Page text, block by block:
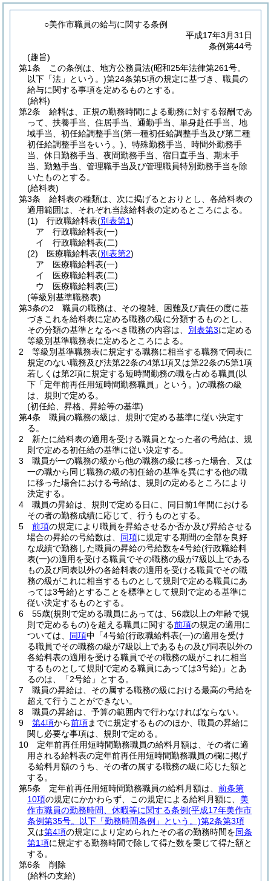
○美作市職員の給与に関する条例
平成17年3月31日
条例第44号
(趣旨)
第1条
この条例は、地方公務員法(昭和25年法律第261号。
以下「法」という。)第24条第5項の規定に基づき、職員の
給与に関する事項を定めるものとする。
(給料)
第2条
給料は、正規の勤務時間による勤務に対する報酬であ
って、扶養手当、住居手当、通勤手当、単身赴任手当、地
域手当、初任給調整手当(第一種初任給調整手当及び第二種
初任給調整手当をいう。) 、特殊勤務手当、時間外勤務手
当、休日勤務手当、夜間勤務手当、宿日直手当、期末手
当、勤勉手当、管理職手当及び管理職員特別勤務手当を除
いたものとする。
(給料表)
第3条
給料表の種類は、次に掲げるとおりとし、各給料表の
適用範囲は、それぞれ当該給料表の定めるところによる。
(1)
行政職給料表(別表第1)
ア
行政職給料表(一)
イ
行政職給料表(二)
(2)
医療職給料表(別表第2)
ア
医療職給料表(一)
イ
医療職給料表(二)
ウ
医療職給料表(三)
(等級別基準職務表)
第3条の2
職員の職務は、その複雑、困難及び責任の度に基
づきこれを給料表に定める職務の級に分類するものとし、
その分類の基準となるべき職務の内容は、 別表第3に定める
等級別基準職務表に定めるところによる。
2
等級別基準職務表に規定する職務に相当する職務で同表に
規定のない職務及び法第22条の4第1項又は第22条の5第1項
若しくは第2項に規定する短時間勤務の職を占める職員(以
下「定年前再任用短時間勤務職員」という。)の職務の級
は、規則で定める。
(初任給、昇格、昇給等の基準)
第4条
職員の職務の級は、規則で定める基準に従い決定す
る。
2
新たに給料表の適用を受ける職員となった者の号給は、規
則で定める初任給の基準に従い決定する。
3
職員が一の職務の級から他の職務の級に移った場合、又は
一の職から同じ職務の級の初任給の基準を異にする他の職
に移った場合における号給は、規則の定めるところにより
決定する。
4
職員の昇給は、規則で定める日に、同日前1年間における
その者の勤務成績に応じて、行うものとする。
5
前項の規定により職員を昇給させるか否か及び昇給させる
場合の昇給の号給数は、 同項に規定する期間の全部を良好
な成績で勤務した職員の昇給の号給数を4号給(行政職給料
表(一)の適用を受ける職員でその職務の級が7級以上である
もの及び同表以外の各給料表の適用を受ける職員でその職
務の級がこれに相当するものとして規則で定める職員にあ
っては3号給)とすることを標準として規則で定める基準に
従い決定するものとする。
6
55歳(規則で定める職員にあっては、56歳以上の年齢で規
則で定めるもの)を超える職員に関する前項の規定の適用に
ついては、 同項中「4号給(行政職給料表(一)の適用を受け
る職員でその職務の級が7級以上であるもの及び同表以外の
各給料表の適用を受ける職員でその職務の級がこれに相当
するものとして規則で定める職員にあっては3号給) 」とあ
るのは、「2号給」とする。
7
職員の昇給は、その属する職務の級における最高の号給を
超えて行うことができない。
8
職員の昇給は、予算の範囲内で行わなければならない。
9
第4項から前項までに規定するもののほか、職員の昇給に
関し必要な事項は、規則で定める。
10
定年前再任用短時間勤務職員の給料月額は、その者に適
用される給料表の定年前再任用短時間勤務職員の欄に掲げ
る給料月額のうち、その者の属する職務の級に応じた額と
する。
第5条
定年前再任用短時間勤務職員の給料月額は、 前条第
10項の規定にかかわらず、この規定による給料月額に、 美
作市職員の勤務時間、休暇等に関する条例(平成17年美作市
条例第35号。以下「勤務時間条例」という。)第2条第3項
又は第4項の規定により定められたその者の勤務時間を同条
第1項に規定する勤務時間で除して得た数を乗じて得た額と
する。
第6条
削除
(給料の支給)